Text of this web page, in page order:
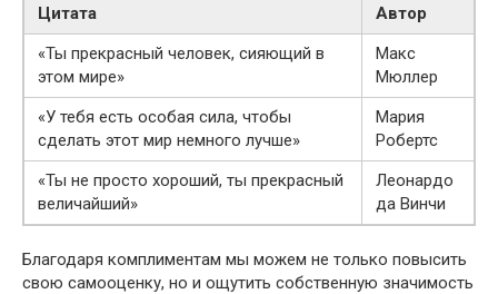
Цитата
Автор
«Ты прекрасный человек, сияющий в
этом мире»
Макс
Мюллер
«У тебя есть особая сила, чтобы
сделать этот мир немного лучше»
Мария
Робертс
«Ты не просто хороший, ты прекрасный
величайший»
Леонардо
да Винчи
Благодаря комплиментам мы можем не только повысить
свою самооценку, но и ощутить собственную значимость